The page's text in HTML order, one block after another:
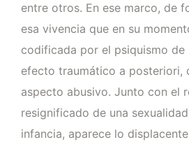
entre otros. En ese marco, de
esa vivencia que en su
codificada por el psiquismo de
efecto traumático a posteriori,
aspecto abusivo. Junto con el
resignificado de una
infancia, aparece lo